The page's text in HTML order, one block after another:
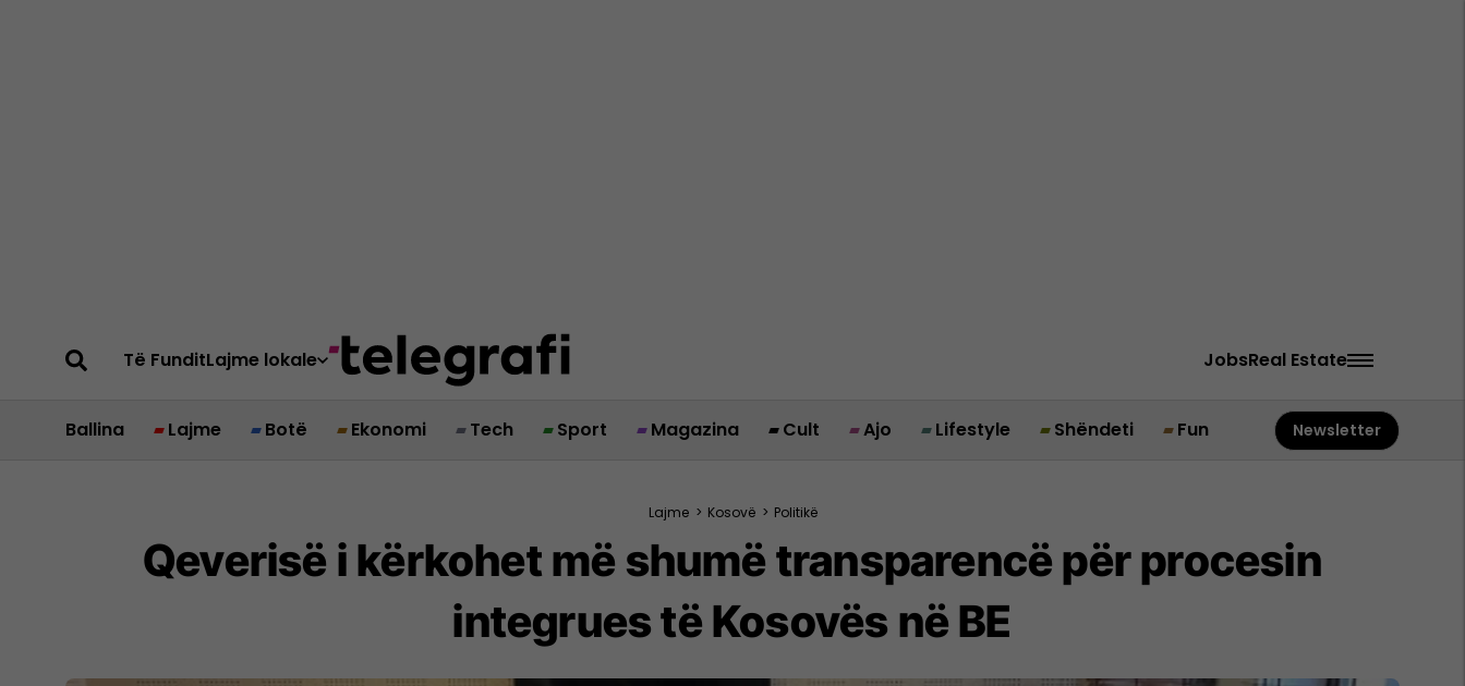
Të FunditLajme lokale JobsReal Estate
Ballina Lajme Botë Ekonomi Tech Sport Magazina Cult Ajo Lifestyle Shëndeti Fun Newsletter
Lajme > Kosovë > Politikë
​Qeverisë i kërkohet më shumë transparencë për procesin
integrues të Kosovës në BE